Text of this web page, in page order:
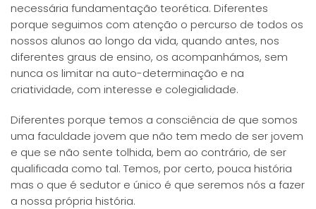
necessária fundamentação teorética. Diferentes
porque seguimos com atenção o percurso de todos os
nossos alunos ao longo da vida, quando antes, nos
diferentes graus de ensino, os acompanhámos, sem
nunca os limitar na auto-determinação e na
criatividade, com interesse e colegialidade.
Diferentes porque temos a consciência de que somos
uma faculdade jovem que não tem medo de ser jovem
e que se não sente tolhida, bem ao contrário, de ser
qualificada como tal. Temos, por certo, pouca história
mas o que é sedutor e único é que seremos nós a fazer
a nossa própria história.